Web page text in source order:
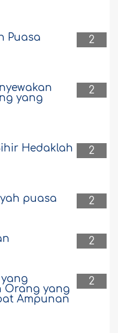
2
Puasa
2
yang
2
Hedaklah
2
puasa
2
2
Orang yang
Ampunan